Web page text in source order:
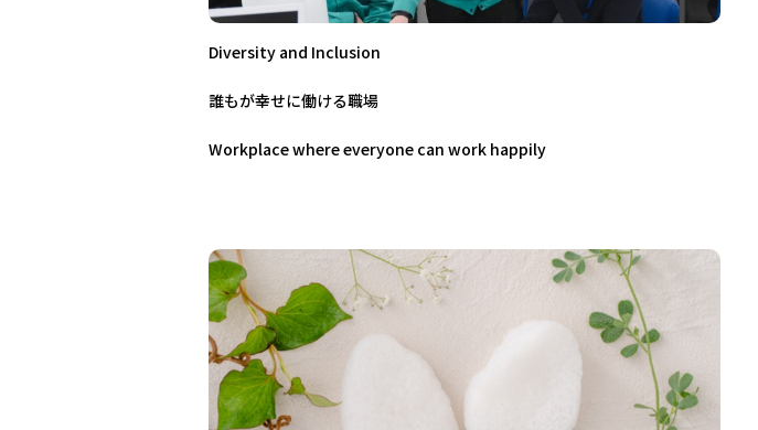
Diversity and Inclusion
誰もが幸せに働ける職場
Workplace where everyone can work happily